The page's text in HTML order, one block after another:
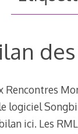
Rencontres
logiciel
ici. Les